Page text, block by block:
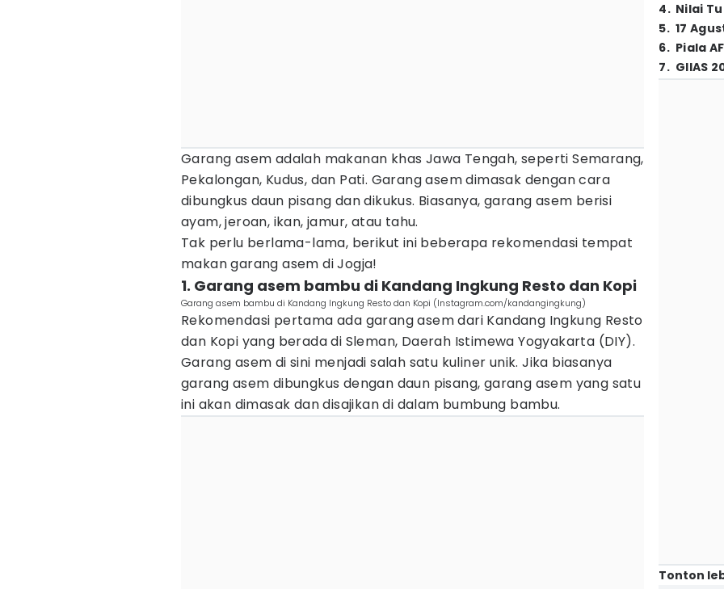
Garang asem adalah makanan khas Jawa Tengah, seperti Semarang,
Pekalongan, Kudus, dan Pati. Garang asem dimasak dengan cara
dibungkus daun pisang dan dikukus. Biasanya, garang asem berisi
ayam, jeroan, ikan, jamur, atau tahu.
Tak perlu berlama-lama, berikut ini beberapa rekomendasi tempat
makan garang asem di Jogja!
1. Garang asem bambu di Kandang Ingkung Resto dan Kopi
Garang asem bambu di Kandang Ingkung Resto dan Kopi (Instagram.com/kandangingkung)
Rekomendasi pertama ada garang asem dari Kandang Ingkung Resto
dan Kopi yang berada di Sleman, Daerah Istimewa Yogyakarta (DIY).
Garang asem di sini menjadi salah satu kuliner unik. Jika biasanya
garang asem dibungkus dengan daun pisang, garang asem yang satu
ini akan dimasak dan disajikan di dalam bumbung bambu.
4. Nilai
5. 17
6. Piala
7. GIIAS
Tonton